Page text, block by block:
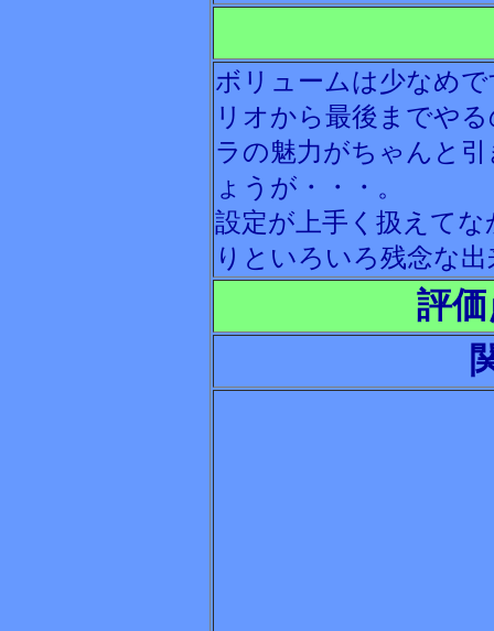
ボリュームは少なめ
リオから最後までや
ラの魅力がちゃんと
ょうが・・・。
設定が上手く扱えて
りといろいろ残念な
評